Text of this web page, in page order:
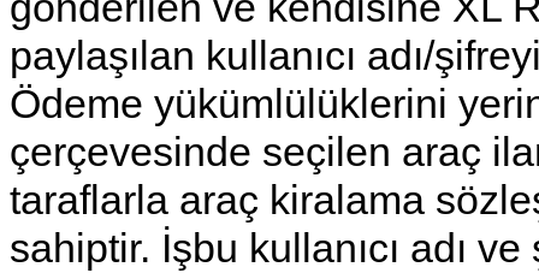
paylaşılan kullanıcı adı/
Ödeme yükümlülüklerini
çerçevesinde seçilen araç
taraflarla araç kiralama
sahiptir. İşbu kullanıcı adı